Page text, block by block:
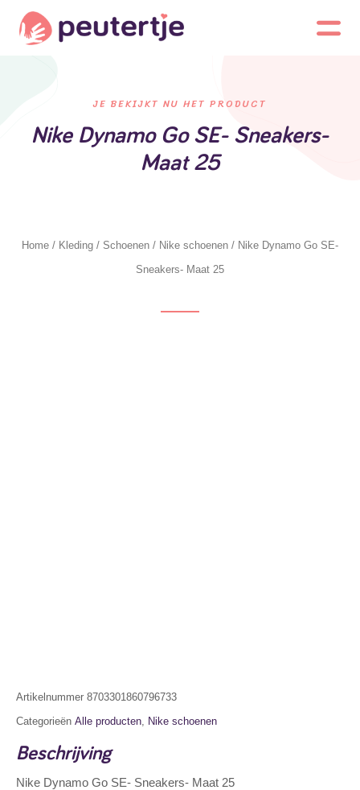
JE BEKIJKT NU HET PRODUCT
Nike Dynamo Go SE- Sneakers-
Maat 25
Home / Kleding / Schoenen / Nike schoenen / Nike Dynamo Go SE-
Sneakers- Maat 25
Artikelnummer 8703301860796733
Categorieën Alle producten, Nike schoenen
Beschrijving
Nike Dynamo Go SE- Sneakers- Maat 25